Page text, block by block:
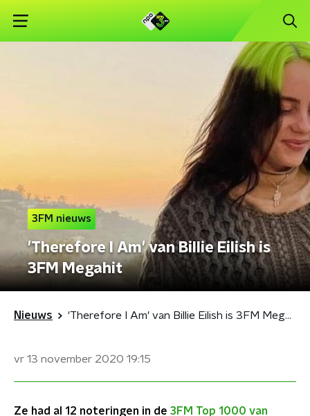
3FM nieuws
'Therefore I Am' van Billie Eilish is
3FM Megahit
Nieuws 'Therefore I Am' van Billie Eilish is 3FM Megahit
vr 13 november 2020 19:15
Ze had al 12 noteringen in de 3FM Top 1000 van